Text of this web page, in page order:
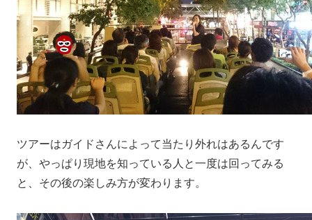
ツアーはガイドさんによって当たり外れはあるんです
が、やっぱり現地を知っている人と一度は回ってみる
と、その後の楽しみ方が変わります。